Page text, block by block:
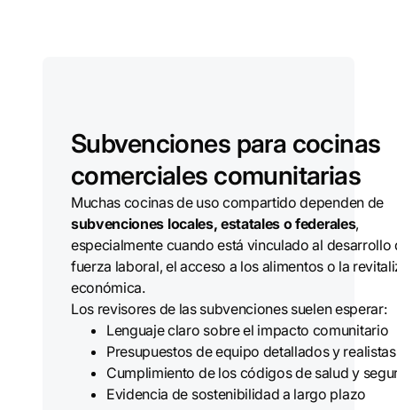
Subvenciones para cocinas
comerciales comunitarias
Muchas cocinas de uso compartido dependen de
subvenciones locales, estatales o federales,
especialmente cuando está vinculado al desarrollo
fuerza laboral, el acceso a los alimentos o la
económica.
Los revisores de las subvenciones suelen esperar:
Lenguaje claro sobre el impacto comunitario
Presupuestos de equipo detallados y realistas
Cumplimiento de los códigos de salud y
Evidencia de sostenibilidad a largo plazo